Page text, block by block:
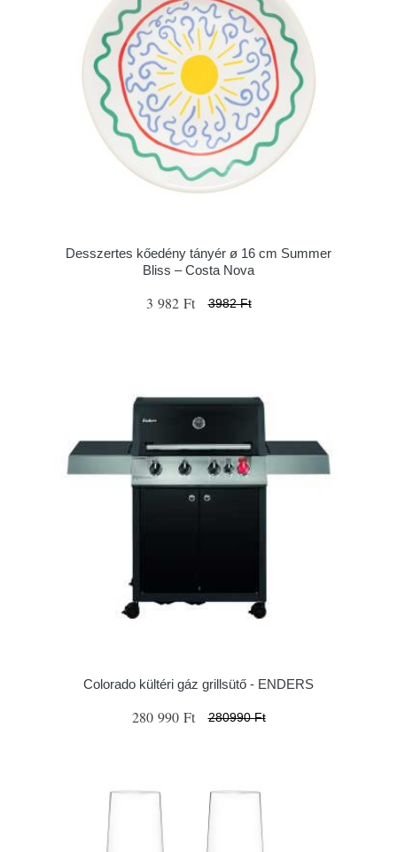
Desszertes kőedény tányér ø 16 cm Summer
Bliss – Costa Nova
3 982 Ft 3982 Ft
Colorado kültéri gáz grillsütő - ENDERS
280 990 Ft 280990 Ft